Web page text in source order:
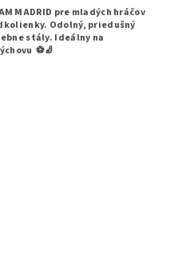
MADRID pre mladých hráčov
Odolný, priedušný
stály. Ideálny na
⚽🧦